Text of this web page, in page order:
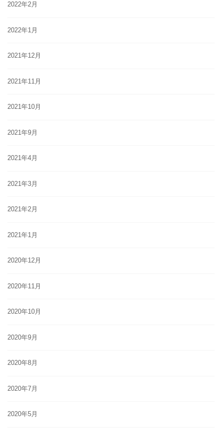
2022年2月
2022年1月
2021年12月
2021年11月
2021年10月
2021年9月
2021年4月
2021年3月
2021年2月
2021年1月
2020年12月
2020年11月
2020年10月
2020年9月
2020年8月
2020年7月
2020年5月